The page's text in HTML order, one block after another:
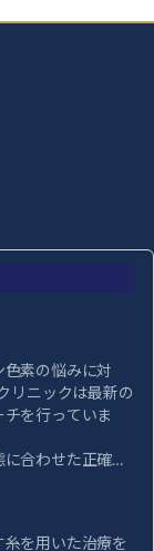
素の悩みに対
リニックは最新の
を行っていま
合わせた正確な
で、肌への負担
るシミ取り治療
を用いた治療を